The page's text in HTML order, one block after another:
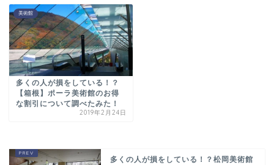
美術館
多くの人が損をしている！？
【箱根】ポーラ美術館のお得
な割引について調べたみた！
2019年2月24日
多くの人が損をしている！？松岡美術館